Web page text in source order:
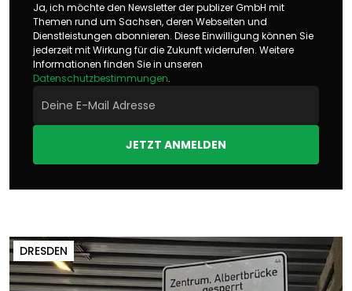
Ja, ich möchte den Newsletter der publizer GmbH mit
Themen rund um Sachsen, deren Webseiten und
Dienstleistungen abonnieren. Diese Einwilligung können Sie
jederzeit mit Wirkung für die Zukunft widerrufen. Weitere
Informationen finden Sie in unseren
Datenschutzbestimmungen.
JETZT ANMELDEN
DRESDEN